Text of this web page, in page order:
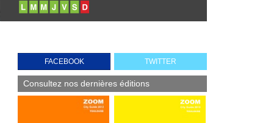
TWITTER
FACEBOOK
Consultez nos dernières éditions